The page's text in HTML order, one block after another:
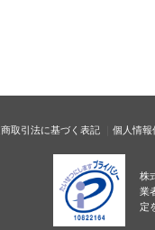
取引法に基づく表記 個人情
株
業
定